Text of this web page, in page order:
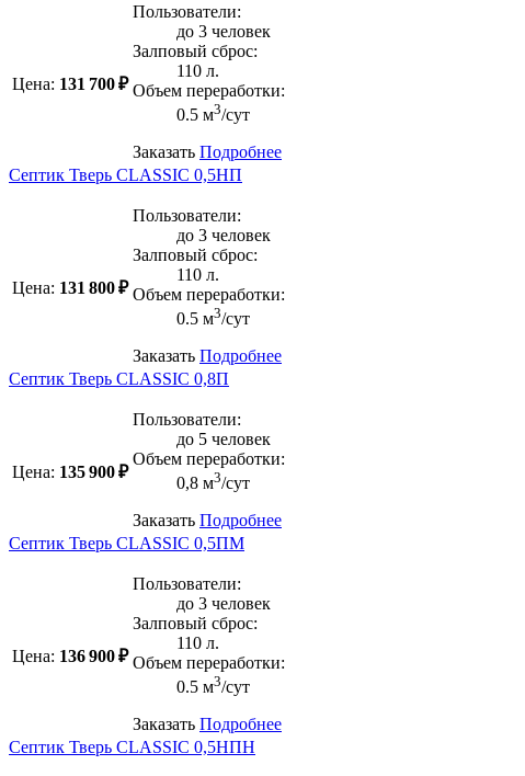
Цена: 131 700 ₽
Пользователи:
до 3 человек
Залповый сброс:
110 л.
Объем переработки:
0.5 м3/сут
Заказать Подробнее
Септик Тверь CLASSIC 0,5НП
Цена: 131 800 ₽
Пользователи:
до 3 человек
Залповый сброс:
110 л.
Объем переработки:
0.5 м3/сут
Заказать Подробнее
Септик Тверь CLASSIC 0,8П
Цена: 135 900 ₽
Пользователи:
до 5 человек
Объем переработки:
0,8 м3/сут
Заказать Подробнее
Септик Тверь CLASSIC 0,5ПМ
Цена: 136 900 ₽
Пользователи:
до 3 человек
Залповый сброс:
110 л.
Объем переработки:
0.5 м3/сут
Заказать Подробнее
Септик Тверь CLASSIC 0,5НПН